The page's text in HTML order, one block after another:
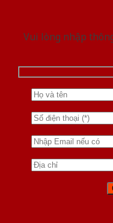
Vui lòng nhập